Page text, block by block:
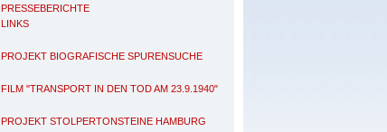
PRESSEBERICHTE
LINKS
PROJEKT BIOGRAFISCHE SPURENSUCHE
FILM "TRANSPORT IN DEN TOD AM 23.9.1940"
PROJEKT STOLPERTONSTEINE HAMBURG